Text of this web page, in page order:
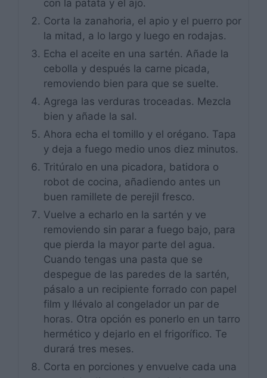
con la patata y el ajo.
Corta la zanahoria, el apio y el puerro por
la mitad, a lo largo y luego en rodajas.
Echa el aceite en una sartén. Añade la
cebolla y después la carne picada,
removiendo bien para que se suelte.
Agrega las verduras troceadas. Mezcla
bien y añade la sal.
Ahora echa el tomillo y el orégano. Tapa
y deja a fuego medio unos diez minutos.
Tritúralo en una picadora, batidora o
robot de cocina, añadiendo antes un
buen ramillete de perejil fresco.
Vuelve a echarlo en la sartén y ve
removiendo sin parar a fuego bajo, para
que pierda la mayor parte del agua.
Cuando tengas una pasta que se
despegue de las paredes de la sartén,
pásalo a un recipiente forrado con papel
film y llévalo al congelador un par de
horas. Otra opción es ponerlo en un tarro
hermético y dejarlo en el frigorífico. Te
durará tres meses.
Corta en porciones y envuelve cada una